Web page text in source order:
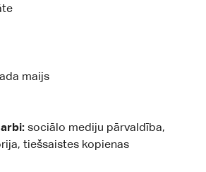
maijs
sociālo mediju pārvaldība,
tiešsaistes kopienas